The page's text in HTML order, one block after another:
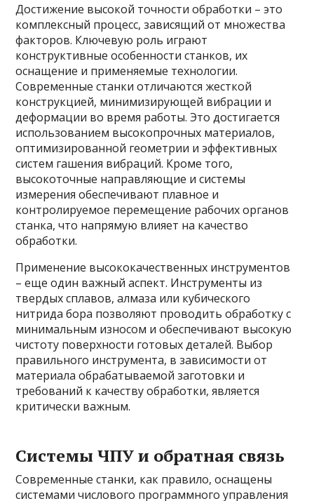
Достижение высокой точности обработки – это
комплексный процесс, зависящий от множества
факторов. Ключевую роль играют
конструктивные особенности станков, их
оснащение и применяемые технологии.
Современные станки отличаются жесткой
конструкцией, минимизирующей вибрации и
деформации во время работы. Это достигается
использованием высокопрочных материалов,
оптимизированной геометрии и эффективных
систем гашения вибраций. Кроме того,
высокоточные направляющие и системы
измерения обеспечивают плавное и
контролируемое перемещение рабочих органов
станка, что напрямую влияет на качество
обработки.
Применение высококачественных инструментов
– еще один важный аспект. Инструменты из
твердых сплавов, алмаза или кубического
нитрида бора позволяют проводить обработку с
минимальным износом и обеспечивают высокую
чистоту поверхности готовых деталей. Выбор
правильного инструмента, в зависимости от
материала обрабатываемой заготовки и
требований к качеству обработки, является
критически важным.
Системы ЧПУ и обратная связь
Современные станки, как правило, оснащены
системами числового программного управления